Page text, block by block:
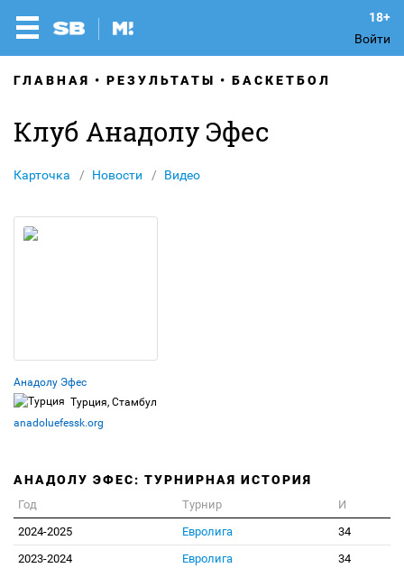
Войти
ГЛАВНАЯ РЕЗУЛЬТАТЫ БАСКЕТБОЛ
Клуб Анадолу Эфес
Карточка Новости Видео
Анадолу Эфес
Турция, Стамбул
anadoluefessk.org
АНАДОЛУ ЭФЕС: ТУРНИРНАЯ ИСТОРИЯ
Год Турнир
И
2024-2025
Евролига
34
2023-2024
Евролига
34